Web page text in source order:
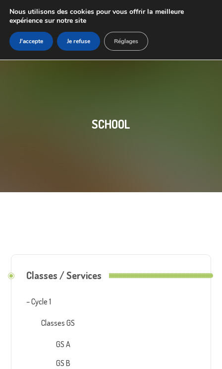
SCHOOL
Classes / Services
– Cycle 1
Classes GS
GS A
GS B
Nous utilisons des cookies pour vous offrir la meilleure
expérience sur notre site
J'accepte Je refuse Réglages